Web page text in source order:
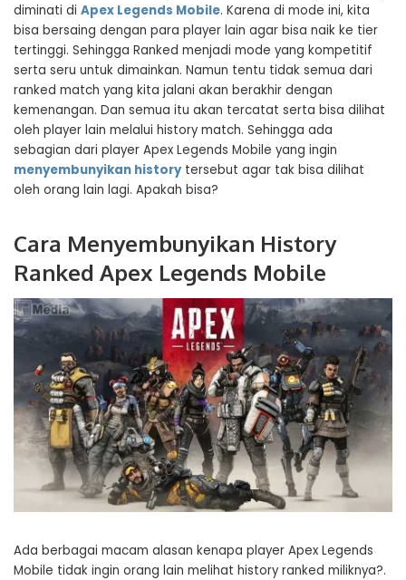
diminati di Apex Legends Mobile. Karena di mode ini, kita
bisa bersaing dengan para player lain agar bisa naik ke tier
tertinggi. Sehingga Ranked menjadi mode yang kompetitif
serta seru untuk dimainkan. Namun tentu tidak semua dari
ranked match yang kita jalani akan berakhir dengan
kemenangan. Dan semua itu akan tercatat serta bisa dilihat
oleh player lain melalui history match. Sehingga ada
sebagian dari player Apex Legends Mobile yang ingin
menyembunyikan historytersebut agar tak bisa dilihat
oleh orang lain lagi. Apakah bisa?
Cara Menyembunyikan History
Ranked Apex Legends Mobile
Ada berbagai macam alasan kenapa player Apex Legends
Mobile tidak ingin orang lain melihat history ranked miliknya?.